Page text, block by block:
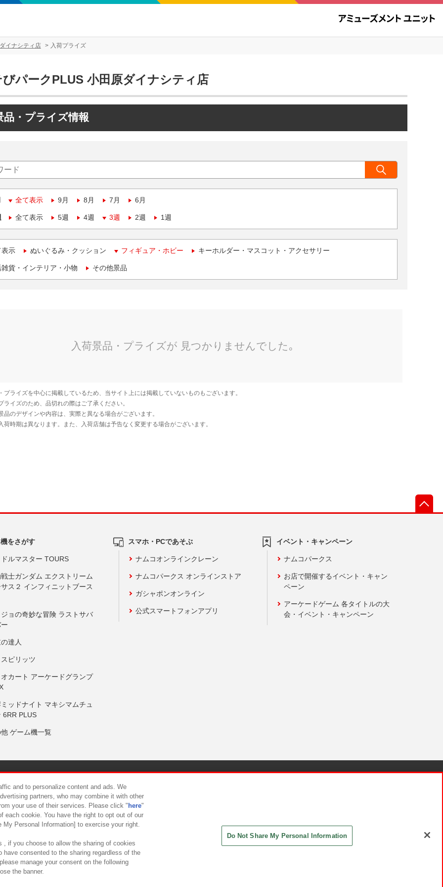
イナシティ店 入荷プライズ
パークPLUS 小田原ダイナシティ店
品・プライズ情報
全て表示 9月 8月 7月 6月
全て表示 5週 4週 3週 2週 1週
表示 ぬいぐるみ・クッション フィギュア・ホビー キーホルダー・マスコット・アクセサリー
貨・インテリア・小物 その他景品
をさがす
ルマスター TOURS
士ガンダム エクストリーム
ス２ インフィニットブース
ョの奇妙な冒険 ラストサバ
達人
ピリッツ
カート アーケードグランプ
ッドナイト マキシマムチュ
6RR PLUS
ゲーム機一覧
スマホ・PCであそぶ
ナムコオンラインクレーン
ナムコパークス オンラインストア
ガシャポンオンライン
公式スマートフォンアプリ
イベント・キャンペーン
ナムコパークス
お店で開催するイベント・キャン
ペーン
アーケードゲーム 各タイトルの大
会・イベント・キャンペーン
について カスタマーハラスメント対応方針
and to personalize content and ads. We
partners, who may combine it with other
your use of their services. Please click " here"
each cookie. You have the right to opt out of our
Personal Information] to exercise your right.
, if you choose to allow the sharing of cookies
have consented to the sharing regardless of the
manage your consent on the following
the banner.
Do Not Share My Personal Information